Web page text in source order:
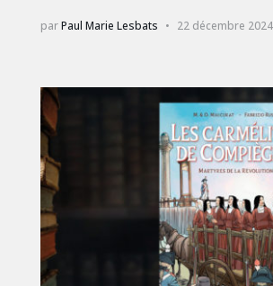
parPaul Marie Lesbats 22 décembre 2024